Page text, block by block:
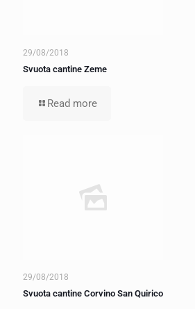
29/08/2018
Svuota cantine Zeme
Read more
29/08/2018
Svuota cantine Corvino San Quirico